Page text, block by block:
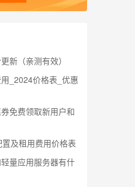
新（亲测有效）
_2024价格表_优惠
免费领取新用户和
及租用费用价格表
量应用服务器有什